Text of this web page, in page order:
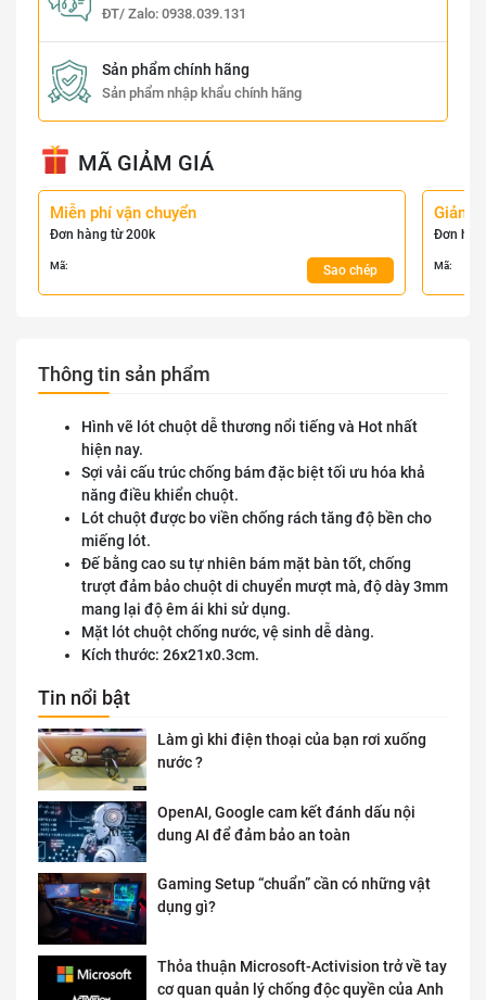
ĐT/ Zalo: 0938.039.131
Sản phẩm chính hãng
Sản phẩm nhập khẩu chính hãng
MÃ GIẢM GIÁ
Miễn phí vận chuyển
Đơn hàng từ 200k
Mã: Sao chép
Giảm
Đơn
Mã:
Thông tin sản phẩm
Hình vẽ lót chuột dễ thương nổi tiếng và Hot nhất
hiện nay.
Sợi vải cấu trúc chống bám đặc biệt tối ưu hóa khả
năng điều khiển chuột.
Lót chuột được bo viền chống rách tăng độ bền cho
miếng lót.
Đế bằng cao su tự nhiên bám mặt bàn tốt, chống
trượt đảm bảo chuột di chuyển mượt mà, độ dày 3mm
mang lại độ êm ái khi sử dụng.
Mặt lót chuột chống nước, vệ sinh dễ dàng.
Kích thước: 26x21x0.3cm.
Tin nổi bật
Làm gì khi điện thoại của bạn rơi xuống
nước ?
OpenAI, Google cam kết đánh dấu nội
dung AI để đảm bảo an toàn
Gaming Setup “chuẩn” cần có những vật
dụng gì?
Thỏa thuận Microsoft-Activision trở về tay
cơ quan quản lý chống độc quyền của Anh